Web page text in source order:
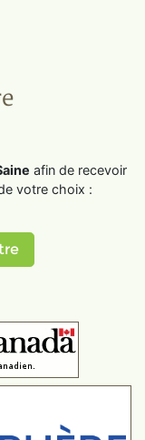
afin de recevoir
votre choix :